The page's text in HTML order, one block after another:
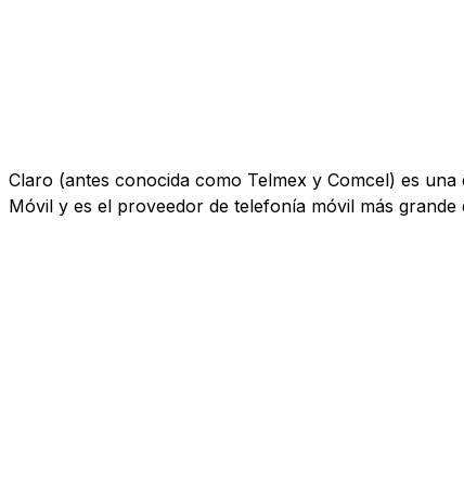
Claro (antes conocida como Telmex y Comcel) es
Móvil y es el proveedor de telefonía móvil más